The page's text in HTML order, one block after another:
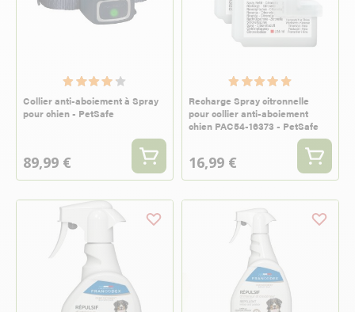
Collier anti-aboiement à Spray
pour chien - PetSafe
89,99 €
Recharge Spray citronnelle
pour collier anti-aboiement
chien PAC54-16373 - PetSafe
16,99 €